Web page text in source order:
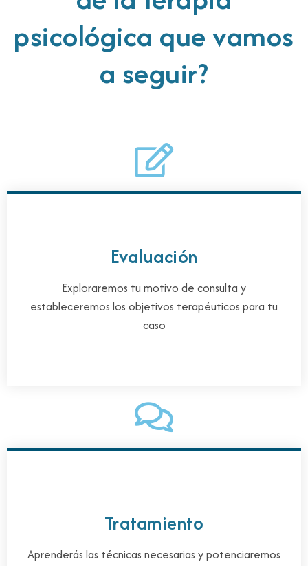
psicológica que vamos
a seguir?
Evaluación
Exploraremos tu motivo de consulta y
estableceremos los objetivos terapéuticos para tu
caso
Tratamiento
Aprenderás las técnicas necesarias y potenciaremos